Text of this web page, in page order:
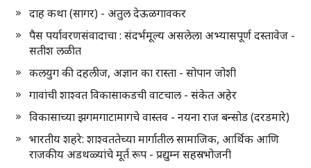
दाह कथा (सागर) - अतुल देऊळगावकर
पैस पर्यावरणसंवादाचा : संदर्भमूल्य असलेला अभ्यासपूर्ण दस्तावेज -
सतीश लळीत
कलयुग की दहलीज, अज्ञान का रास्ता - सोपान जोशी
गावांची शाश्वत विकासाकडची वाटचाल - संकेत अहेर
विकासाच्या झगमगाटामागचे वास्तव - नयना राज बन्सोड (दरडमारे)
भारतीय शहरे: शाश्वततेच्या मार्गातील सामाजिक, आर्थिक आणि
राजकीय अडथळ्यांचे मूर्त रूप - प्रद्युम्न सहस्रभोजनी